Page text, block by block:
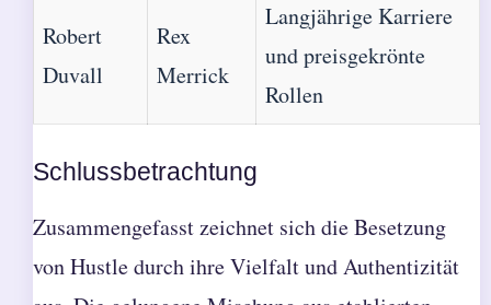
Robert
Duvall
Rex
Merrick
Langjährige Karriere
und preisgekrönte
Rollen
Schlussbetrachtung
Zusammengefasst zeichnet sich die Besetzung
von Hustle durch ihre Vielfalt und Authentizität